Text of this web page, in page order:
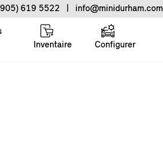
619 5522 info@minidurham.com
Inventaire Configurer